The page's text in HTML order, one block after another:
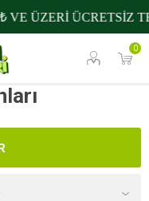
0
VE ÜZERİ ÜCRETSİZ